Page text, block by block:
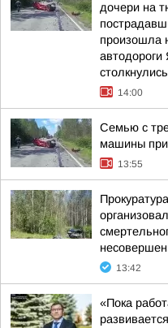
дочери на
произошла
14:00
Семью с
машины
13:55
13:42
«Пока